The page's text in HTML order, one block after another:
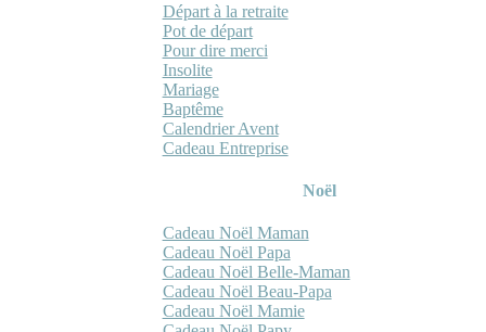
Départ à la retraite
Pot de départ
Pour dire merci
Insolite
Mariage
Baptême
Calendrier Avent
Cadeau Entreprise
Noël
Cadeau Noël Maman
Cadeau Noël Papa
Cadeau Noël Belle-Maman
Cadeau Noël Beau-Papa
Cadeau Noël Mamie